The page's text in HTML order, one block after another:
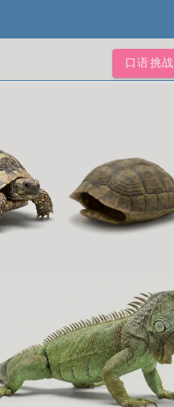
口语挑战